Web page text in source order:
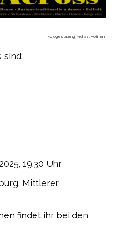
Fotogestaltung: Michael Hofmann
sind:
19.30 Uhr
Mittlerer
findet ihr bei den